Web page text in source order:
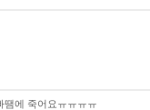
땜에 죽어요ㅠㅠㅠㅠ